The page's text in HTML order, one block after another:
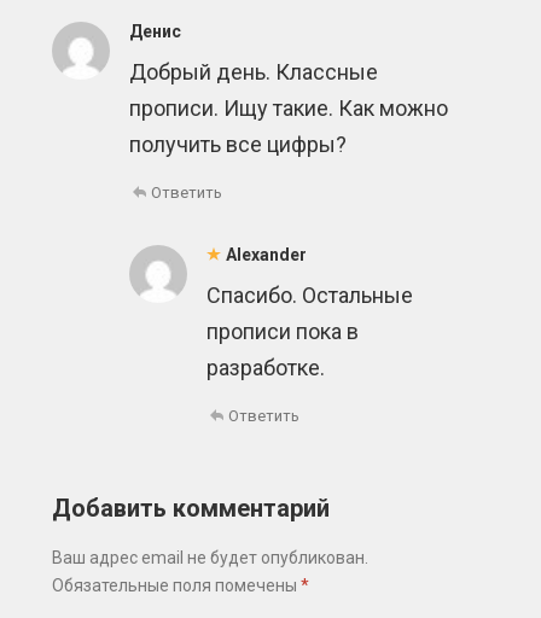
Денис
Добрый день. Классные
прописи. Ищу такие. Как можно
получить все цифры?
Ответить
Alexander
Спасибо. Остальные
прописи пока в
разработке.
Ответить
Добавить комментарий
Ваш адрес email не будет опубликован.
Обязательные поля помечены*